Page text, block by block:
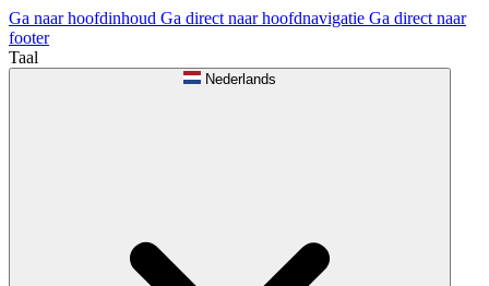
Ga naar hoofdinhoud Ga direct naar hoofdnavigatie Ga direct naar
footer
Taal
Nederlands